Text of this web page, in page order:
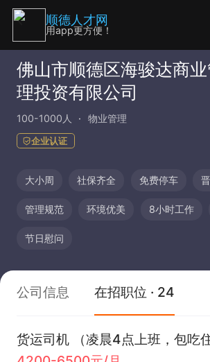
佛山市顺德区海骏达商
理投资有限公司
100-1000人 物业管理
企业认证
大小周 社保齐全 免费停车
管理规范 环境优美 8小时工作
节日慰问
公司信息 在招职位 · 24
顺德人才网
用app更方便！